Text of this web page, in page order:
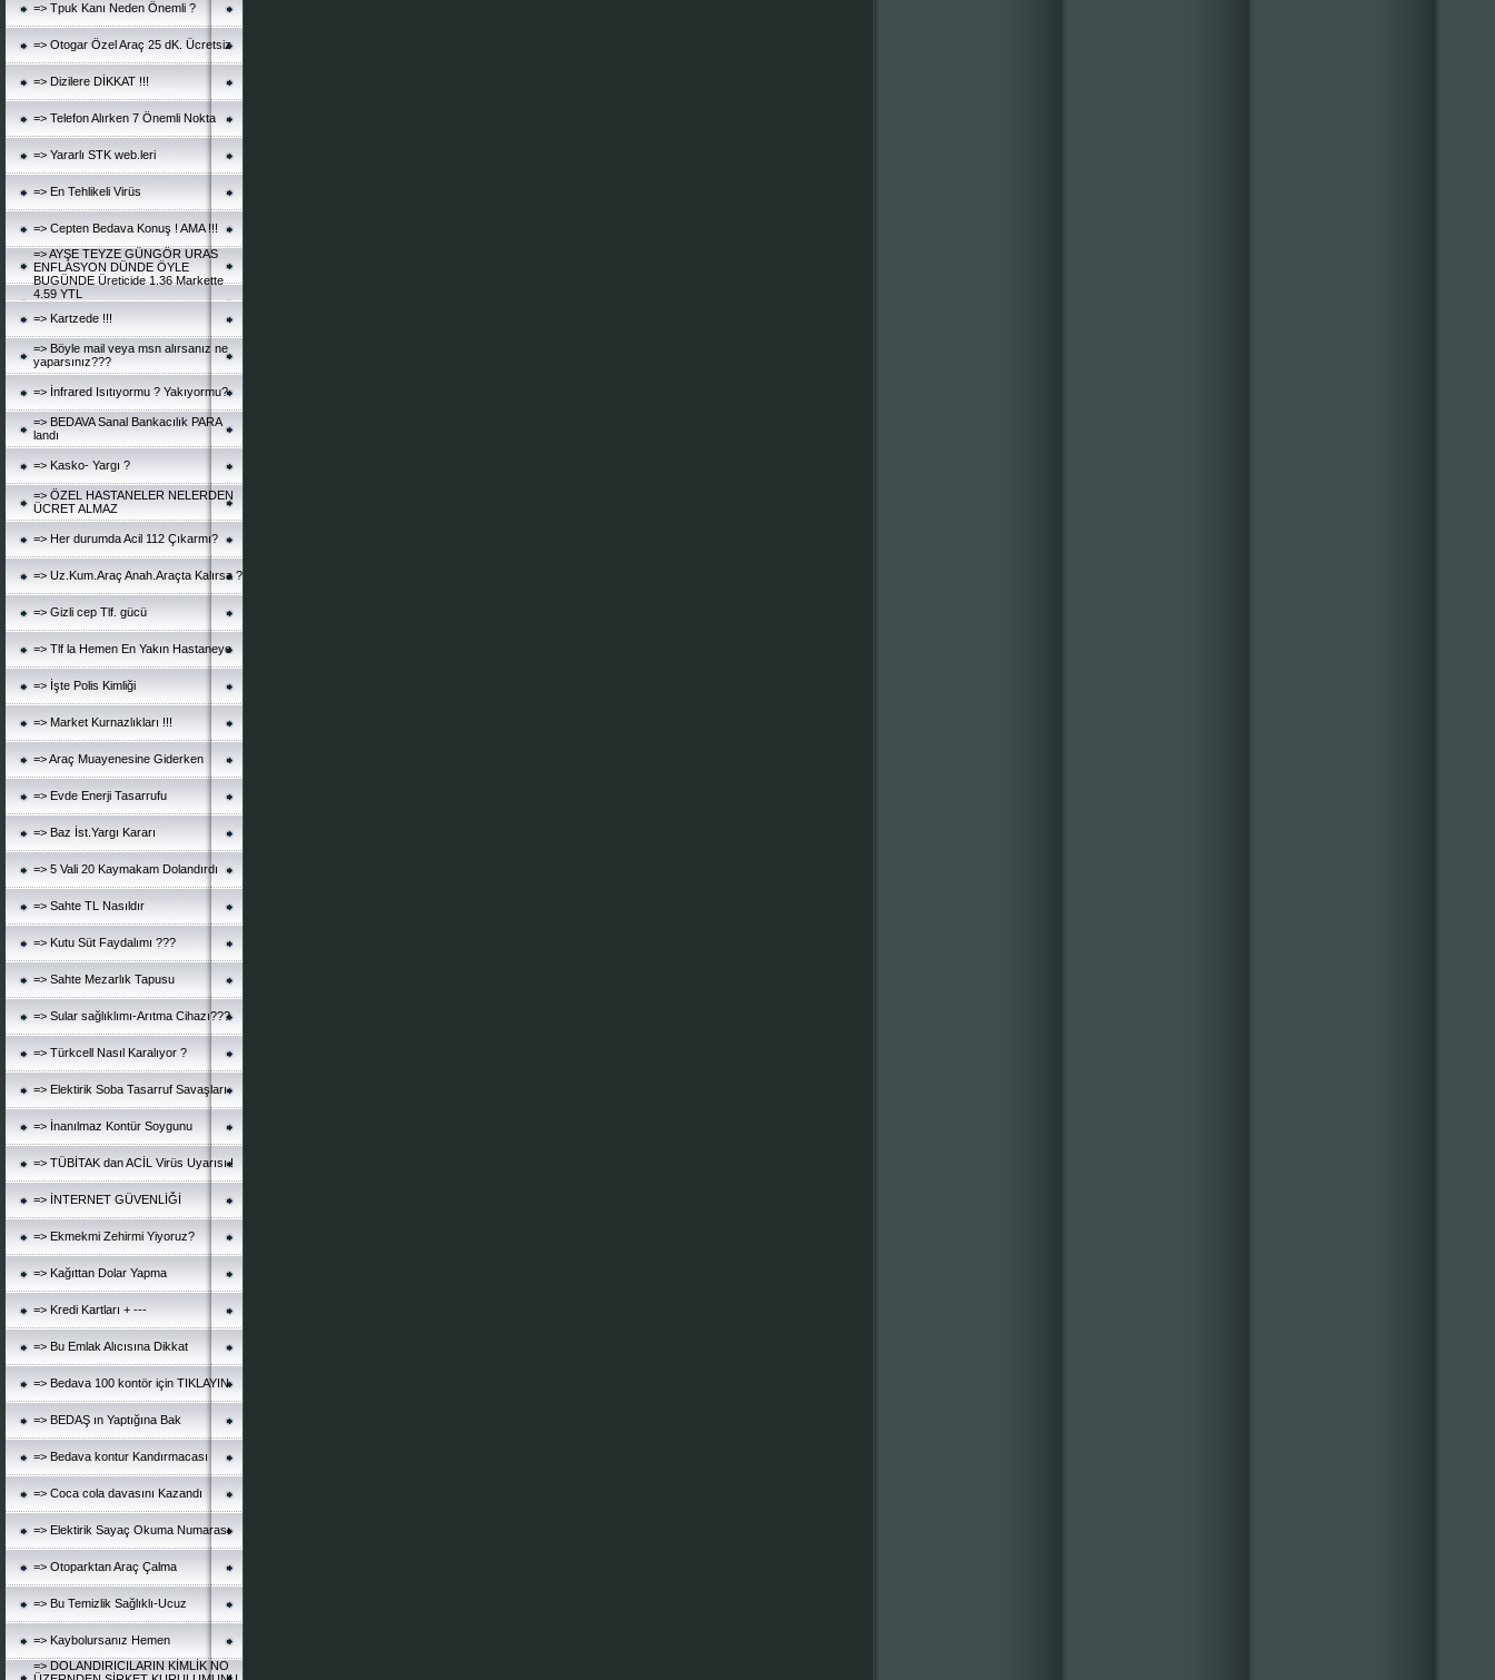
=> Tpuk Kanı Neden Önemli ?
=> Otogar Özel Araç 25 dK. Ücretsiz
=> Dizilere DİKKAT !!!
=> Telefon Alırken 7 Önemli Nokta
=> Yararlı STK web.leri
=> En Tehlikeli Virüs
=> Cepten Bedava Konuş ! AMA !!!
=> AYŞE TEYZE GÜNGÖR URAS
ENFLASYON DÜNDE ÖYLE
BUGÜNDE Üreticide 1.36 Markette
4.59 YTL
=> Kartzede !!!
=> Böyle mail veya msn alırsanız ne
yaparsınız???
=> İnfrared Isıtıyormu ? Yakıyormu?
=> BEDAVA Sanal Bankacılık PARA
landı
=> Kasko- Yargı ?
=> ÖZEL HASTANELER NELERDEN
ÜCRET ALMAZ
=> Her durumda Acil 112 Çıkarmı?
=> Uz.Kum.Araç Anah.Araçta Kalırsa ?
=> Gizli cep Tlf. gücü
=> Tlf la Hemen En Yakın Hastaneye
=> İşte Polis Kimliği
=> Market Kurnazlıkları !!!
=> Araç Muayenesine Giderken
=> Evde Enerji Tasarrufu
=> Baz İst.Yargı Kararı
=> 5 Vali 20 Kaymakam Dolandırdı
=> Sahte TL Nasıldır
=> Kutu Süt Faydalımı ???
=> Sahte Mezarlık Tapusu
=> Sular sağlıklımı-Arıtma Cihazı???
=> Türkcell Nasıl Karalıyor ?
=> Elektirik Soba Tasarruf Savaşları
=> İnanılmaz Kontür Soygunu
=> TÜBİTAK dan ACİL Virüs Uyarısı !
=> İNTERNET GÜVENLİĞİ
=> Ekmekmi Zehirmi Yiyoruz?
=> Kağıttan Dolar Yapma
=> Kredi Kartları + ---
=> Bu Emlak Alıcısına Dikkat
=> Bedava 100 kontör için TIKLAYIN
=> BEDAŞ ın Yaptığına Bak
=> Bedava kontur Kandırmacası
=> Coca cola davasını Kazandı
=> Elektirik Sayaç Okuma Numarası
=> Otoparktan Araç Çalma
=> Bu Temizlik Sağlıklı-Ucuz
=> Kaybolursanız Hemen
=> DOLANDIRICILARIN KİMLİK NO